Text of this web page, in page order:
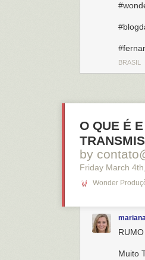
BRASIL
O QUE É
by
Friday March 4th
Wonder
Muito